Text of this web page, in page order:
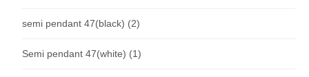
semi pendant 47(black) (2)
Semi pendant 47(white) (1)